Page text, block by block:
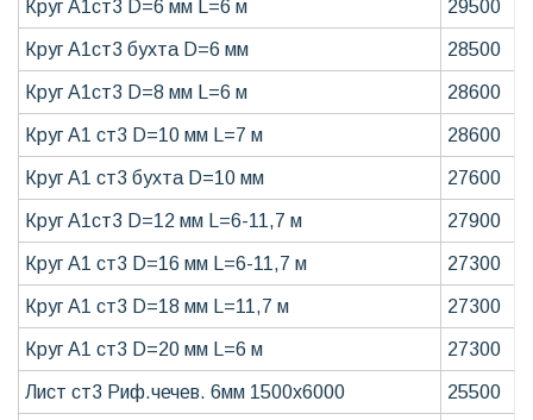
Круг А1ст3 D=6 мм L=6 м 29500
Круг А1ст3 бухта D=6 мм 28500
Круг А1ст3 D=8 мм L=6 м 28600
Круг А1 ст3 D=10 мм L=7 м 28600
Круг А1 ст3 бухта D=10 мм 27600
Круг А1ст3 D=12 мм L=6-11,7 м 27900
Круг А1 ст3 D=16 мм L=6-11,7 м 27300
Круг А1 ст3 D=18 мм L=11,7 м 27300
Круг А1 ст3 D=20 мм L=6 м 27300
Лист ст3 Риф.чечев. 6мм 1500х6000 25500